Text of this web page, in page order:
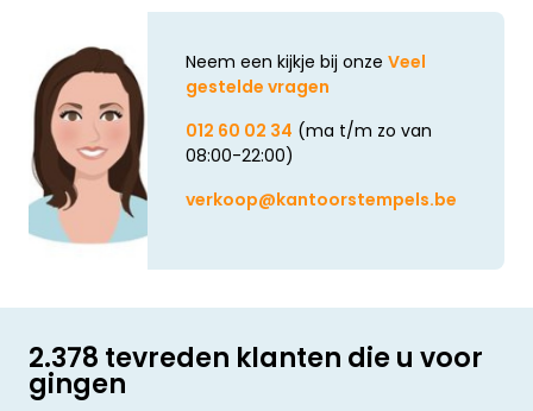
Neem een kijkje bij onze Veel
gestelde vragen
012 60 02 34 (ma t/m zo van
08:00-22:00)
verkoop@kantoorstempels.be
2.378 tevreden klanten die u voor
gingen